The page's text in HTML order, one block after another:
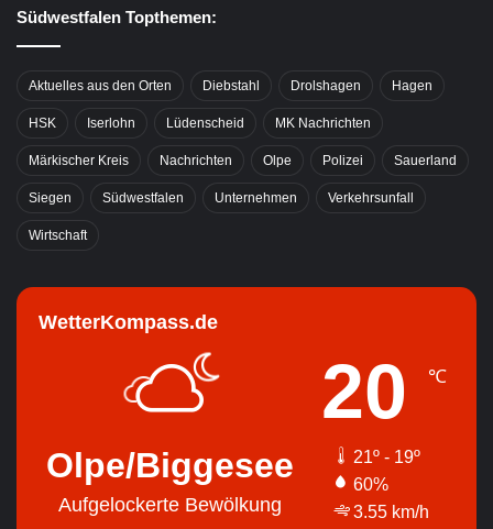
Südwestfalen Topthemen:
Aktuelles aus den Orten Diebstahl Drolshagen Hagen
HSK Iserlohn Lüdenscheid MK Nachrichten
Märkischer Kreis Nachrichten Olpe Polizei Sauerland
Siegen Südwestfalen Unternehmen Verkehrsunfall
Wirtschaft
WetterKompass.de
Olpe/Biggesee
Aufgelockerte Bewölkung
20 ℃
21º - 19º
60%
3.55 km/h